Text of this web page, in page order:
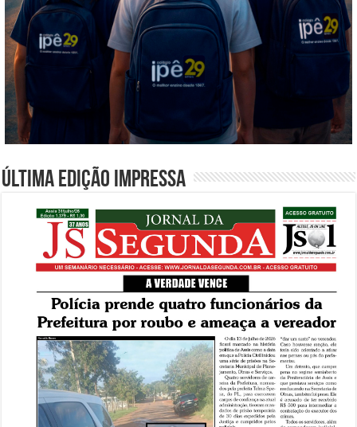
Última edição impressa